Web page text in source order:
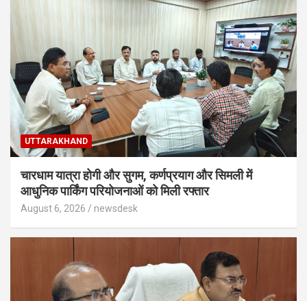
UTTARAKHAND
चारधाम यात्रा होगी और सुगम, कर्णप्रयाग और सिमली में
आधुनिक पार्किंग परियोजनाओं को मिली रफ्तार
August 6, 2026 newsdesk